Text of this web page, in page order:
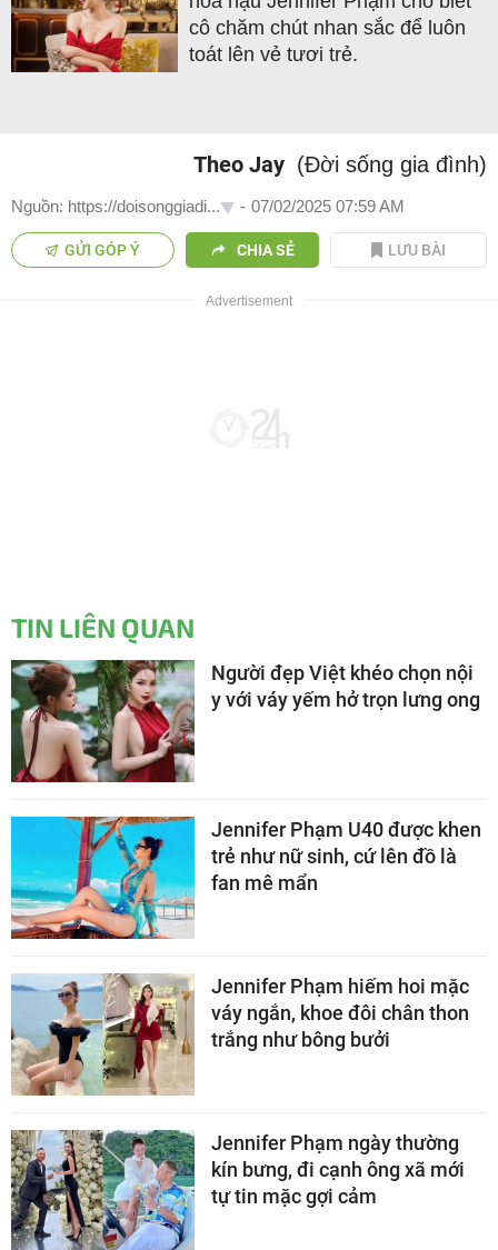
cô chăm chút nhan sắc để luôn
toát lên vẻ tươi trẻ.
Theo Jay (Đời sống gia đình)
Nguồn: https://doisonggiadi... - 07/02/2025 07:59 AM
GỬI GÓP Ý CHIA SẺ LƯU BÀI
TIN LIÊN QUAN
Người đẹp Việt khéo chọn nội
y với váy yếm hở trọn lưng ong
Jennifer Phạm U40 được khen
trẻ như nữ sinh, cứ lên đồ là
fan mê mẩn
Jennifer Phạm hiếm hoi mặc
váy ngắn, khoe đôi chân thon
trắng như bông bưởi
Jennifer Phạm ngày thường
kín bưng, đi cạnh ông xã mới
tự tin mặc gợi cảm